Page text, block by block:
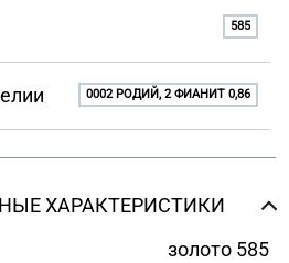
585
0002 РОДИЙ, 2 ФИАНИТ 0,86
ХАРАКТЕРИСТИКИ
золото 585